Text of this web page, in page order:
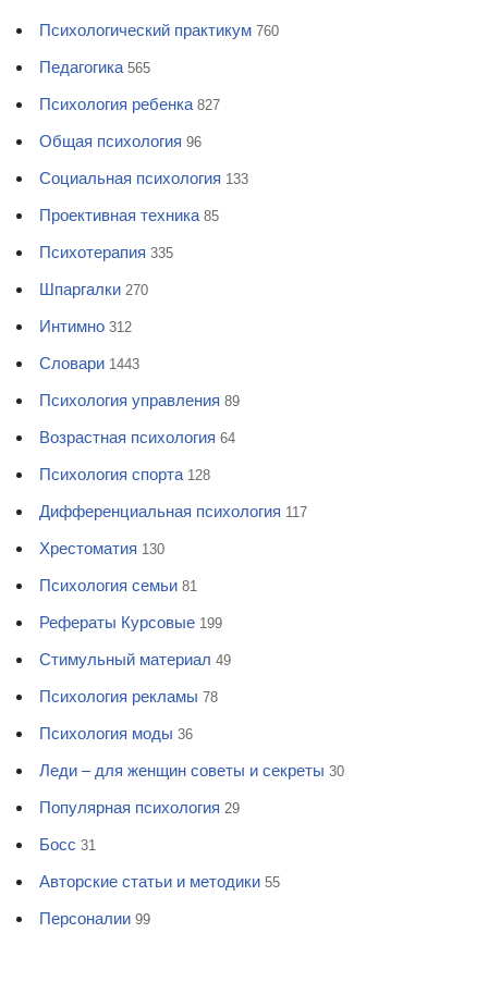
Психологический практикум 760
Педагогика 565
Психология ребенка 827
Общая психология 96
Социальная психология 133
Проективная техника 85
Психотерапия 335
Шпаргалки 270
Интимно 312
Словари 1443
Психология управления 89
Возрастная психология 64
Психология спорта 128
Дифференциальная психология 117
Хрестоматия 130
Психология семьи 81
Рефераты Курсовые 199
Стимульный материал 49
Психология рекламы 78
Психология моды 36
Леди – для женщин советы и секреты 30
Популярная психология 29
Босс 31
Авторские статьи и методики 55
Персоналии 99